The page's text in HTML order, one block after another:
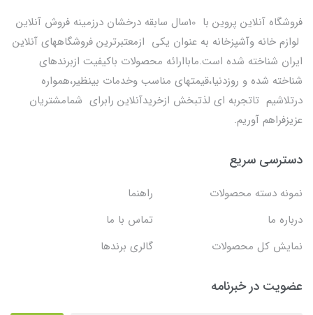
فروشگاه آنلاین پروین با 10سال سابقه درخشان درزمینه فروش آنلاین
لوازم خانه وآشپزخانه به عنوان یکی ازمعتبرترین فروشگاههای آنلاین
ایران شناخته شده است.ماباارائه محصولات باکیفیت ازبرندهای
شناخته شده و روزدنیا،قیمتهای مناسب وخدمات بینظیر،همواره
درتلاشیم تاتجربه ای لذتبخش ازخریدآنلاین رابرای شمامشتریان
عزیزفراهم آوریم.
دسترسی سریع
نمونه دسته محصولات
راهنما
درباره ما
تماس با ما
نمایش کل محصولات
گالری برندها
عضویت در خبرنامه